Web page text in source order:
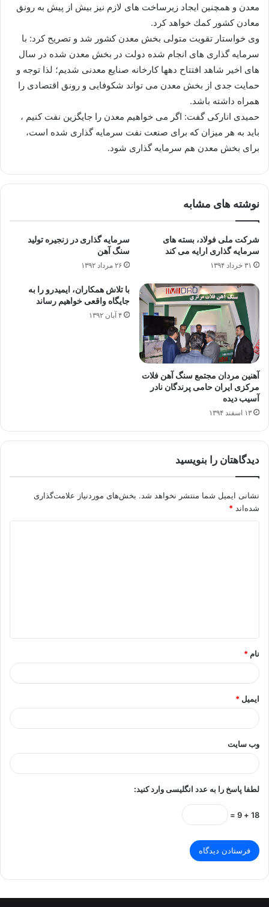
معدن و همچنین ایجاد زیرساخت های لازم نیز بیش از پیش به رونق
معادن كشور كمك خواهد كرد.
وی خواستار تقویت متولی بخش معدن كشور شد و تصریح كرد: با
سرمایه گذاری های انجام شده دولت در بخش معدن شده در سال
های اخیر شاهد افتتاح دهها كارخانه صنایع معدنی شدیم؛ لذا توجه و
حمایت جدی از بخش معدن می تواند شكوفایی و رونق اقتصادی را
همراه داشته باشد.
حمیدی اناركی گفت: اگر می خواهیم معدن را جایگزین نفت كنیم ،‌
باید به هر میزان كه برای صنعت نفت سرمایه گذاری شده است،
برای بخش معدن هم سرمایه گذاری شود.
نوشته های مشابه
شرکت ملی فولاد، بسته های
سرمایه گذاری ارایه می کند
۳۱ خرداد ۱۳۹۴
سرمایه گذاری در زنجیره تولید
سنگ آهن
۲۶ مرداد ۱۳۹۲
آهنین مردان مجتمع سنگ آهن فلات
مرکزی ایران حامی پرندگان نادر
آسیب دیده
۱۳ اسفند ۱۳۹۴
با تلاش همکاران، ایمیدرو را به
جایگاه واقعی خواهیم رساند
۴ آبان ۱۳۹۲
دیدگاهتان را بنویسید
نشانی ایمیل شما منتشر نخواهد شد. بخش‌های موردنیاز علامت‌گذاری
شده‌اند *
*
نام *
ایمیل *
وب‌ سایت
لطفا پاسخ را به عدد انگلیسی وارد کنید:
18 + 9 =